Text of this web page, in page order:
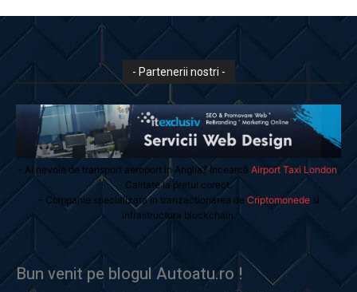
- Partenerii nostri -
- Ai nevoie de transport aeroport in Anglia? Încearcă Airport Taxi London
Calitate la prețul corect.
- Companie specializata in tranzactionarea de Criptomonedesi
infrastructura blockchain.
Bun venit pe blogul Autoatu.ro !